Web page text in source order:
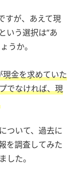
すが、あえて現
いう選択は“あ
うか。
金を求めていた
でなければ、現
ついて、過去に
を調査してみた
した。